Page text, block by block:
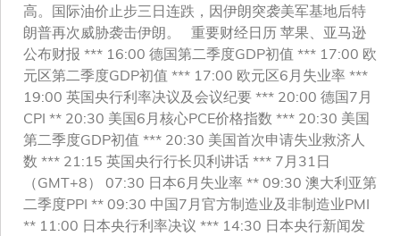
高。国际油价止步三日连跌，因伊朗突袭美军基地后特
朗普再次威胁袭击伊朗。 重要财经日历 苹果、亚马逊
公布财报 *** 16:00 德国第二季度GDP初值 *** 17:00 欧
元区第二季度GDP初值 *** 17:00 欧元区6月失业率 ***
19:00 英国央行利率决议及会议纪要 *** 20:00 德国7月
CPI ** 20:30 美国6月核心PCE价格指数 *** 20:30 美国
第二季度GDP初值 *** 20:30 美国首次申请失业救济人
数 *** 21:15 英国央行行长贝利讲话 *** 7月31日
（GMT+8） 07:30 日本6月失业率 ** 09:30 澳大利亚第
二季度PPI ** 09:30 中国7月官方制造业及非制造业PMI
** 11:00 日本央行利率决议 *** 14:30 日本央行新闻发